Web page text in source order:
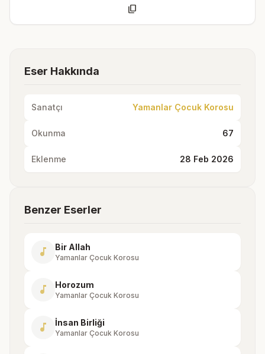
content_copy
Eser Hakkında
Sanatçı Yamanlar Çocuk Korosu
Okunma 67
Eklenme 28 Feb 2026
Benzer Eserler
music_note Bir Allah
Yamanlar Çocuk Korosu
music_note Horozum
Yamanlar Çocuk Korosu
music_note İnsan Birliği
Yamanlar Çocuk Korosu